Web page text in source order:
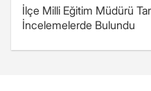
İlçe Milli Eğitim Müdürü
İncelemelerde Bulundu